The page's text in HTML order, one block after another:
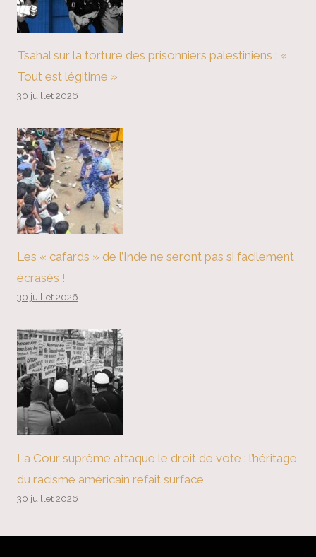
Tsahal sur la torture des prisonniers palestiniens : «
Tout est légitime »
30 juillet 2026
Les « cafards » de l’Inde ne seront pas si facilement
écrasés !
30 juillet 2026
La Cour suprême attaque le droit de vote : l’héritage
du racisme américain refait surface
30 juillet 2026